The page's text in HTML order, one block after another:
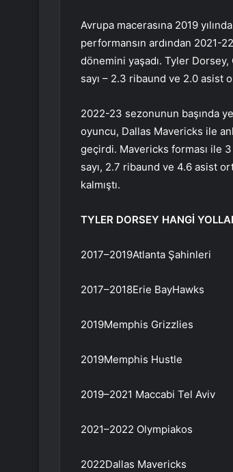
Avrupa macerasına 2019
performansın ardından 2021-
dönemini yaşadı. Tyler Dorsey,
sayı – 2.3 ribaund ve 2.0 asist
2022-23 sezonunun başında
oyuncu, Dallas Mavericks ile
geçirdi. Mavericks forması ile 3
sayı, 2.7 ribaund ve 4.6 asist
kalmıştı.
TYLER DORSEY HANGİ
2017–2019Atlanta Şahinleri
2017–2018Erie BayHawks
2019Memphis Grizzlies
2019Memphis Hustle
2019–2021 Maccabi Tel Aviv
2021–2022 Olympiakos
2022Dallas Mavericks